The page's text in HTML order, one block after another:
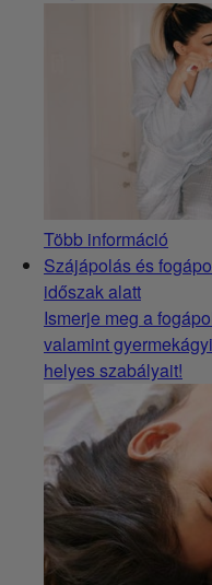
Több információ
Szájápolás és
időszak alatt
Ismerje meg a
valamint
helyes szabályait!